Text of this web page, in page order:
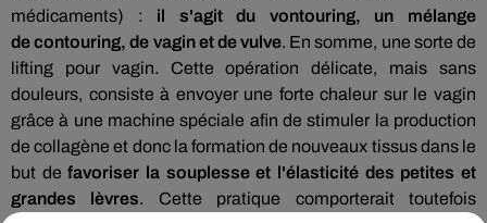
médicaments) : il s'agit du vontouring, un mélange
decontouring, de vagin et de vulve. En somme, une sorte de
lifting pour vagin. Cette opération délicate, mais sans
douleurs, consiste à envoyer une forte chaleur sur le vagin
grâce à une machine spéciale afin de stimuler la production
de collagène et donc la formation de nouveaux tissus dans le
but defavoriser la souplesse et l'élasticité des petites et
grandes lèvres. Cette pratique comporterait toutefois